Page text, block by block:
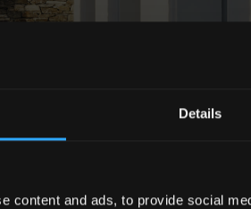
Details
content and ads, to provide social